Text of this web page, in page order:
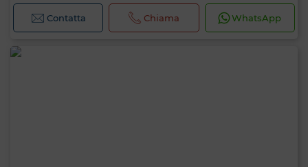
Contatta Chiama WhatsApp